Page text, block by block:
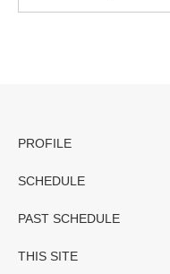
PROFILE
SCHEDULE
PAST SCHEDULE
THIS SITE